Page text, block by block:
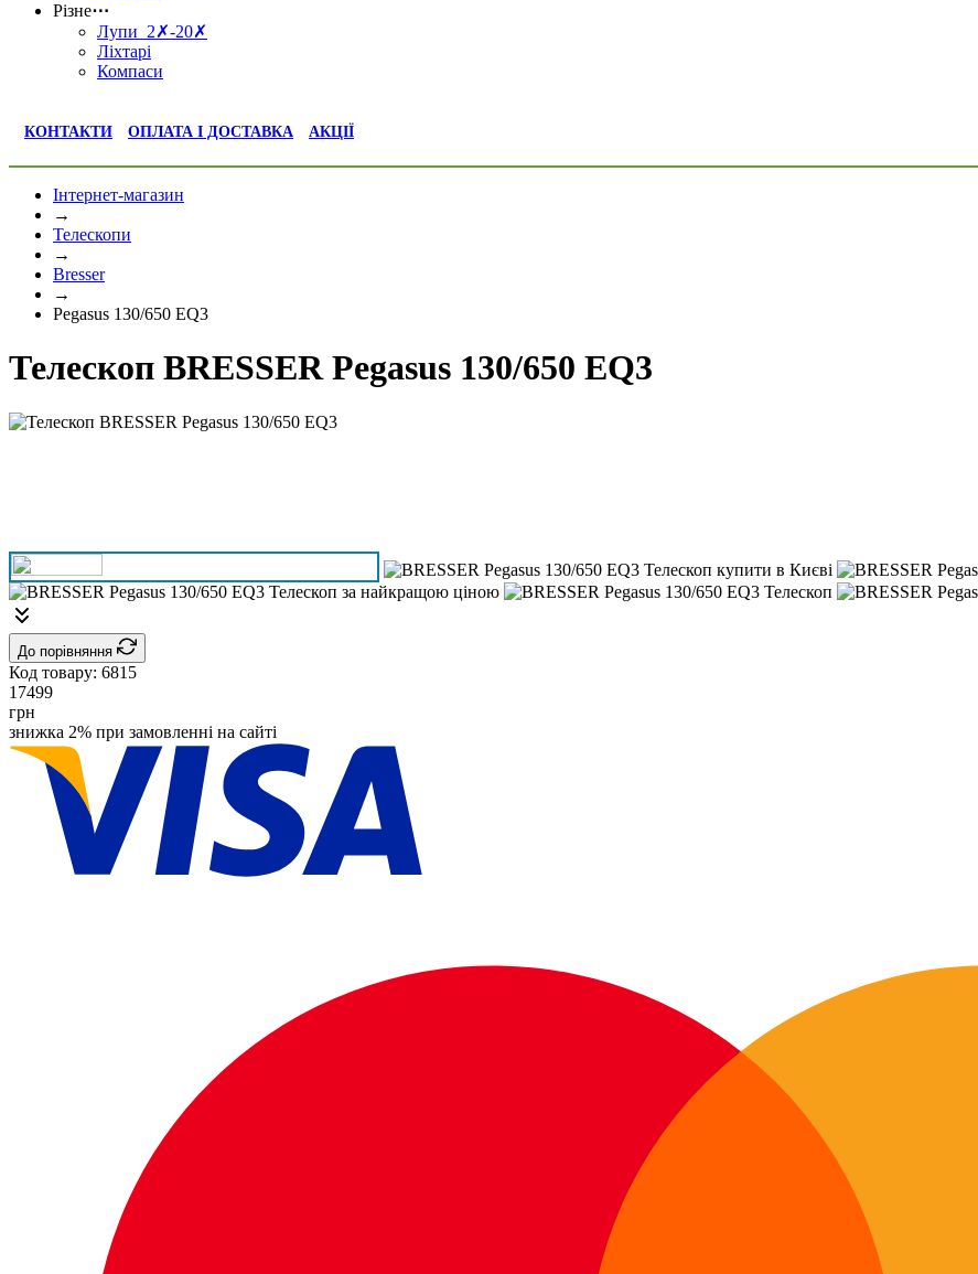
Різне⋯
Лупи 2✗-20✗
Ліхтарі
Компаси
КОНТАКТИ ОПЛАТА І ДОСТАВКА АКЦІЇ
Інтернет-магазин
→
Телескопи
→
Bresser
→
Pegasus 130/650 EQ3
Телескоп BRESSER Pegasus 130/650 EQ3
До порівняння
Код товару: 6815
17499
грн
знижка 2% при замовленні на сайті